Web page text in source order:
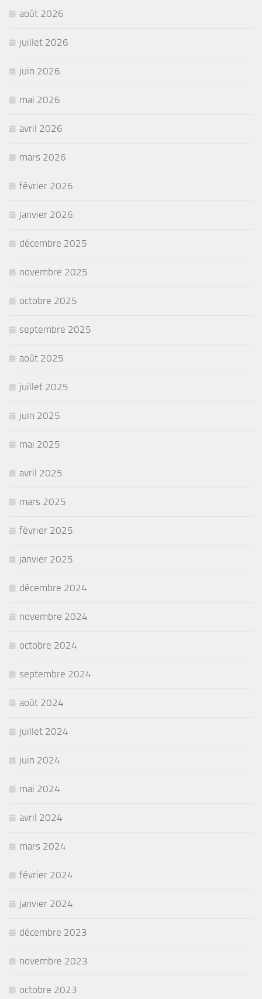
août 2026
juillet 2026
juin 2026
mai 2026
avril 2026
mars 2026
février 2026
janvier 2026
décembre 2025
novembre 2025
octobre 2025
septembre 2025
août 2025
juillet 2025
juin 2025
mai 2025
avril 2025
mars 2025
février 2025
janvier 2025
décembre 2024
novembre 2024
octobre 2024
septembre 2024
août 2024
juillet 2024
juin 2024
mai 2024
avril 2024
mars 2024
février 2024
janvier 2024
décembre 2023
novembre 2023
octobre 2023